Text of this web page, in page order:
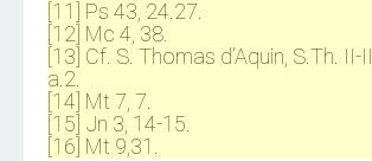
[11] Ps 43, 24.27.
[12] Mc 4, 38.
[13] Cf. S. Thomas d’Aquin, S.Th. II-
a.2.
[14] Mt 7, 7.
[15] Jn 3, 14-15.
[16] Mt 9,31.